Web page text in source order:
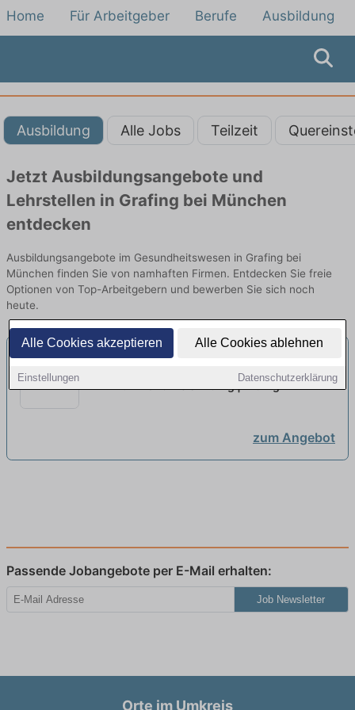
Alle Cookies akzeptieren Alle Cookies ablehnen
Einstellungen Datenschutzerklärung
Home Für Arbeitgeber Berufe Ausbildung
Ausbildung Alle Jobs Teilzeit
Jetzt Ausbildungsangebote und
Lehrstellen in Grafing bei München
entdecken
Ausbildungsangebote im Gesundheitswesen in Grafing bei
München finden Sie von namhaften Firmen. Entdecken Sie freie
Optionen von Top-Arbeitgebern und bewerben Sie sich noch
heute.
Ausbildung zum Kaufmann/
Klinikum Landkreis Erding | Erding
zum Angebot
Passende Jobangebote per E-Mail erhalten:
Job Newsletter
Orte im Umkreis